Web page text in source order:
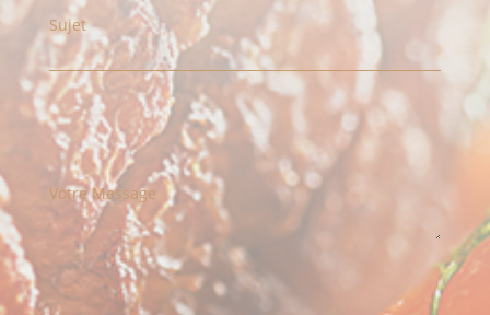
Sujet
Votre Message